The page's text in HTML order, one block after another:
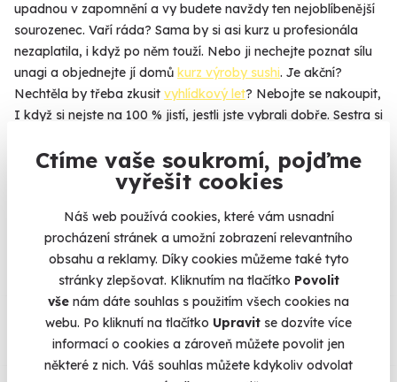
Ctíme vaše soukromí, pojďme
vyřešit cookies
Náš web používá cookies, které vám usnadní
procházení stránek a umožní zobrazení relevantního
obsahu a reklamy. Díky cookies můžeme také tyto
stránky zlepšovat. Kliknutím na tlačítko Povolit
vše nám dáte souhlas s použitím všech cookies na
webu. Po kliknutí na tlačítko Upravit se dozvíte více
informací o cookies a zároveň můžete povolit jen
některé z nich. Váš souhlas můžete kdykoliv odvolat
upadnou v zapomnění a vy budete navždy ten nejoblíbenější
sourozenec. Vaří ráda? Sama by si asi kurz u profesionála
nezaplatila, i když po něm touží. Nebo ji nechejte poznat sílu
unagi a objednejte jí domů kurz výroby sushi. Je akční?
Nechtěla by třeba zkusit vyhlídkový let? Nebojte se nakoupit,
I když si nejste na 100 % jistí, jestli jste vybrali dobře. Sestra si
Naheureka.cz máme
96% spokojenost zákazníků.
Co si o nás myslí